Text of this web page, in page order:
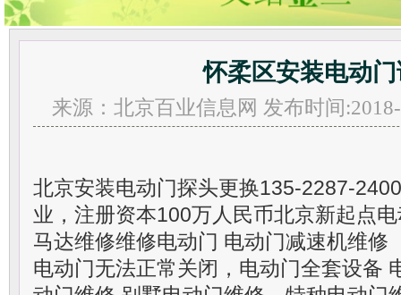
怀柔区安装电动
来源：北京百业信息网 发布时间
北京安装电动门探头更换135-2287-
业，注册资本100万人民币北京新起点
马达维修维修电动门 电动门减速机维修
电动门无法正常关闭，电动门全套设备